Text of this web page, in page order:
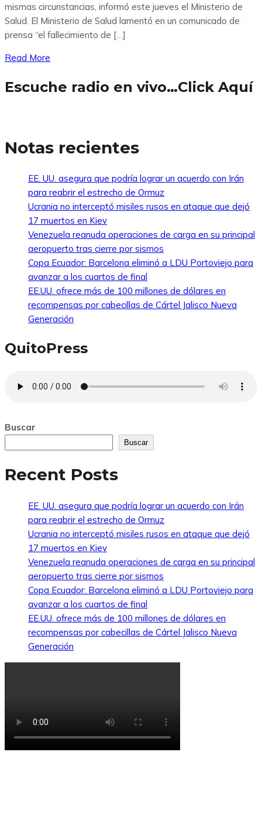
mismas circunstancias, informó este jueves el Ministerio de
Salud. El Ministerio de Salud lamentó en un comunicado de
prensa “el fallecimiento de […]
Read More
Escuche radio en vivo…Click Aquí
Notas recientes
EE. UU. asegura que podría lograr un acuerdo con Irán
para reabrir el estrecho de Ormuz
Ucrania no interceptó misiles rusos en ataque que dejó
17 muertos en Kiev
Venezuela reanuda operaciones de carga en su principal
aeropuerto tras cierre por sismos
Copa Ecuador: Barcelona eliminó a LDU Portoviejo para
avanzar a los cuartos de final
EE.UU. ofrece más de 100 millones de dólares en
recompensas por cabecillas de Cártel Jalisco Nueva
Generación
QuitoPress
Buscar
Buscar
Recent Posts
EE. UU. asegura que podría lograr un acuerdo con Irán
para reabrir el estrecho de Ormuz
Ucrania no interceptó misiles rusos en ataque que dejó
17 muertos en Kiev
Venezuela reanuda operaciones de carga en su principal
aeropuerto tras cierre por sismos
Copa Ecuador: Barcelona eliminó a LDU Portoviejo para
avanzar a los cuartos de final
EE.UU. ofrece más de 100 millones de dólares en
recompensas por cabecillas de Cártel Jalisco Nueva
Generación